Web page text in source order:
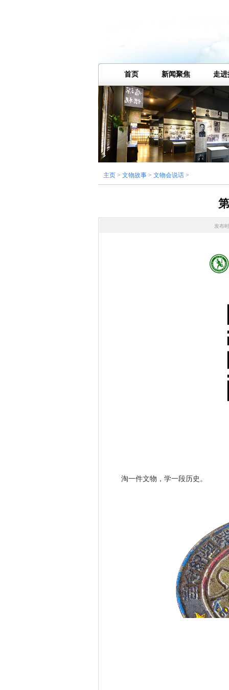
首页 新闻聚焦 走
主页 > 文物故事 > 文物会说话 >
发布
淘一件文物，学一段历史。